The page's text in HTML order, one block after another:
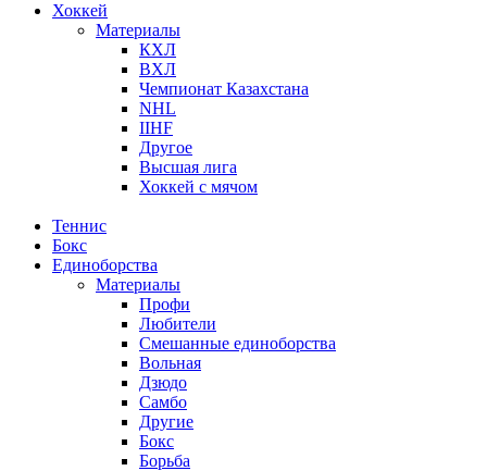
Хоккей
Материалы
КХЛ
ВХЛ
Чемпионат Казахстана
NHL
IIHF
Другое
Высшая лига
Хоккей с мячом
Теннис
Бокс
Единоборства
Материалы
Профи
Любители
Смешанные единоборства
Вольная
Дзюдо
Самбо
Другие
Бокс
Борьба